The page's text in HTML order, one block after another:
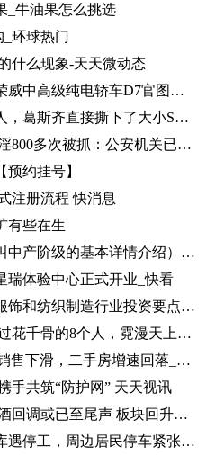
_牛油果怎么挑选
环球热门
什么现象-天天微动态
今日精选：最长续航610km 荣威中高级纯电轿车D7官图发布
否认吸毒，还威胁黄子佼家人，葛斯齐直接撕下了大小S的虚假面具_世界新动态
全球动态:警方辟谣大学生卖淫800多次被抓：公安机关已立案调查
约挂号】
注册流程 快消息
有些在生
什么叫中产阶级（关于什么叫中产阶级的基本详情介绍） 天天观天下
瑞体验中心正式开业_快看
内需震荡，外需明朗，品牌服饰和纺织制造行业投资要点汇总
焦点滚动:《花千骨》中帮助过花千骨的8个人，霓漫天上榜，第1为千骨而死
券商观点|房地产周报：新房销售下滑，二手房增速回落_当前播报
手共筑“防护网” 天天视讯
环球快讯:国联证券：当前白酒回调或已至尾声 板块回升在即
天天视点！深圳一立体停车库遇停工，周边居民停车紧张，街道办回应